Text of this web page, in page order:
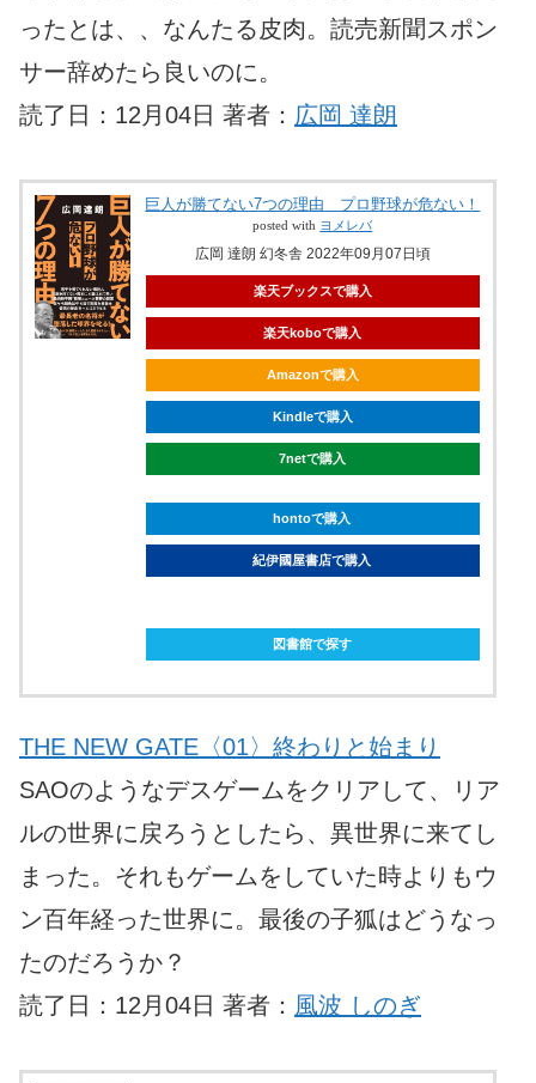
ったとは、、なんたる皮肉。読売新聞スポン
サー辞めたら良いのに。
読了日：12月04日 著者： 広岡 達朗
巨人が勝てない7つの理由 プロ野球が危ない！
posted with ヨメレバ
広岡 達朗 幻冬舎 2022年09月07日頃
楽天ブックスで購入
楽天koboで購入
Amazonで購入
Kindleで購入
7netで購入
hontoで購入
紀伊國屋書店で購入
図書館で探す
THE NEW GATE〈01〉終わりと始まり
SAOのようなデスゲームをクリアして、リア
ルの世界に戻ろうとしたら、異世界に来てし
まった。それもゲームをしていた時よりもウ
ン百年経った世界に。最後の子狐はどうなっ
たのだろうか？
読了日：12月04日 著者： 風波 しのぎ